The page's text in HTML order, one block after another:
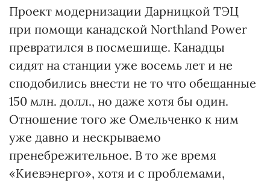
Проект модернизации Дарницкой ТЭЦ
при помощи канадской Northland Power
превратился в посмешище. Канадцы
сидят на станции уже восемь лет и не
сподобились внести не то что обещанные
150 млн. долл., но даже хотя бы один.
Отношение того же Омельченко к ним
уже давно и нескрываемо
пренебрежительное. В то же время
«Киевэнерго», хотя и с проблемами,